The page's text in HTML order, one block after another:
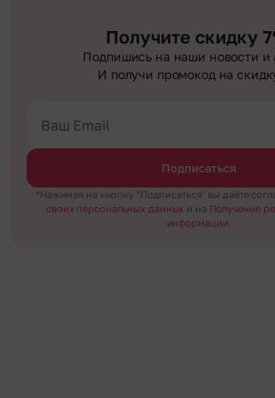
Получите скидку
Подпишись на наши новости и
И получи промокод на
Подписаться
*Нажимая на кнопку "Подписаться" вы даёте
своих персональных данных и на Получение
информации.